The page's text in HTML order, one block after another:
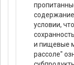
условии,
и пищевые
рассоле"